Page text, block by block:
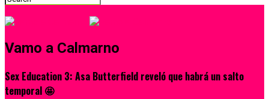
Vamo a Calmarno
Sex Education 3: Asa Butterfield reveló que habrá un salto
temporal 🤩